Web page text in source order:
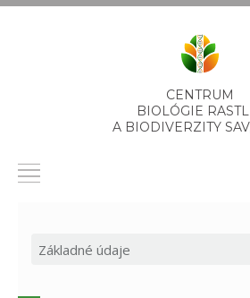
CENTRUM
BIOLÓGIE
A BIODIVERZITY